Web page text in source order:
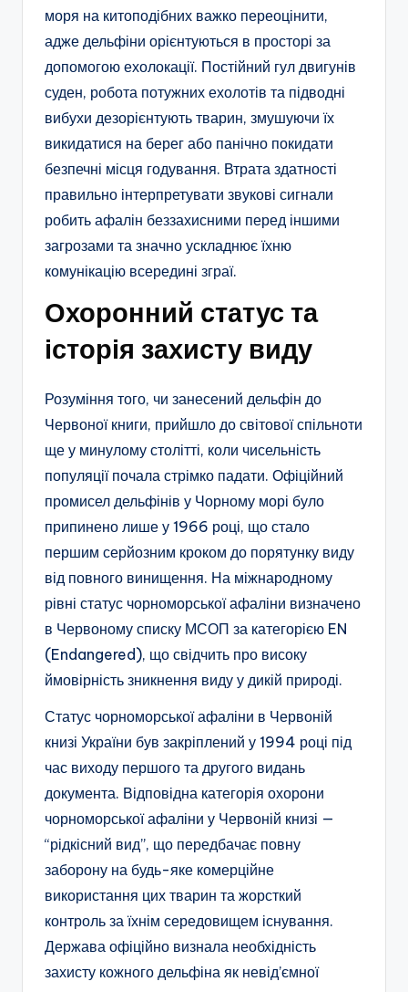
моря на китоподібних важко переоцінити,
адже дельфіни орієнтуються в просторі за
допомогою ехолокації. Постійний гул двигунів
суден, робота потужних ехолотів та підводні
вибухи дезорієнтують тварин, змушуючи їх
викидатися на берег або панічно покидати
безпечні місця годування. Втрата здатності
правильно інтерпретувати звукові сигнали
робить афалін беззахисними перед іншими
загрозами та значно ускладнює їхню
комунікацію всередині зграї.
Охоронний статус та
історія захисту виду
Розуміння того, чи занесений дельфін до
Червоної книги, прийшло до світової спільноти
ще у минулому столітті, коли чисельність
популяції почала стрімко падати. Офіційний
промисел дельфінів у Чорному морі було
припинено лише у 1966 році, що стало
першим серйозним кроком до порятунку виду
від повного винищення. На міжнародному
рівні статус чорноморської афаліни визначено
в Червоному списку МСОП за категорією EN
(Endangered), що свідчить про високу
ймовірність зникнення виду у дикій природі.
Статус чорноморської афаліни в Червоній
книзі України був закріплений у 1994 році під
час виходу першого та другого видань
документа. Відповідна категорія охорони
чорноморської афаліни у Червоній книзі —
“рідкісний вид”, що передбачає повну
заборону на будь-яке комерційне
використання цих тварин та жорсткий
контроль за їхнім середовищем існування.
Держава офіційно визнала необхідність
захисту кожного дельфіна як невід’ємної